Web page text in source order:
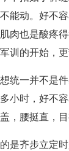
能动。好不
肉也是酸疼
训的开始，更
统一并不是
小时，好不
，腰挺直，
是齐步立定